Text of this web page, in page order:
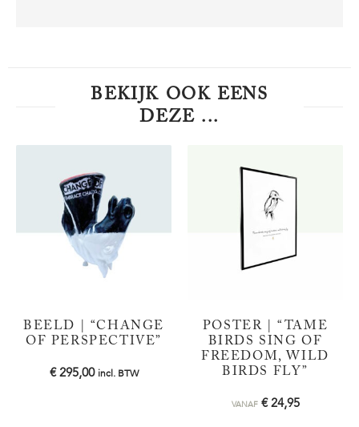
BEKIJK OOK EENS
DEZE ...
BEELD | “CHANGE
OF PERSPECTIVE”
€295,00 incl. BTW
POSTER | “TAME
BIRDS SING OF
FREEDOM, WILD
BIRDS FLY”
VANAF €24,95